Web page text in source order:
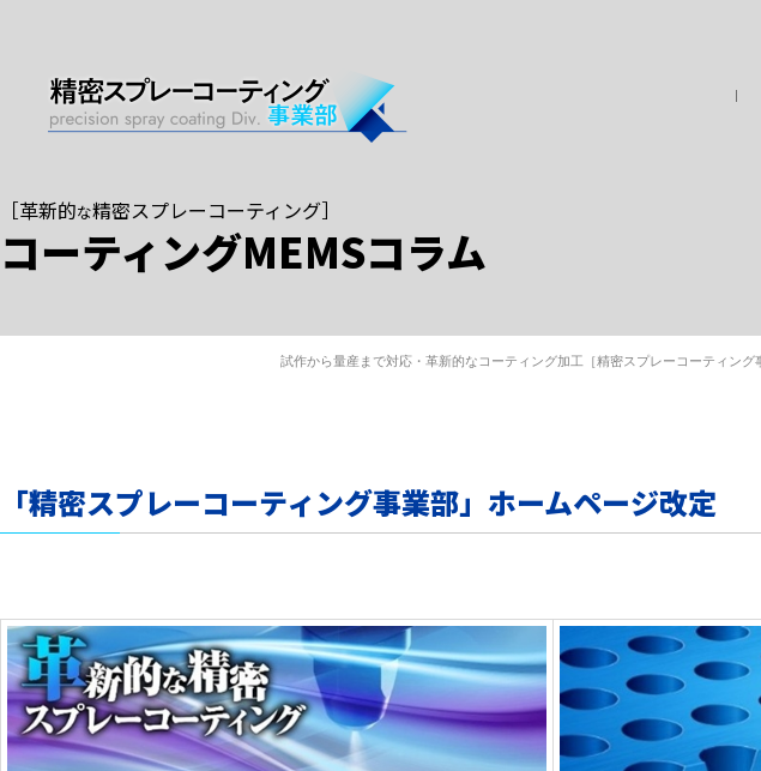
コーティングMEMSコラム
［革新的な精密スプレーコーティング］
試作から量産まで対応・革新的なコーティング加工［精密スプレーコーティング
「精密スプレーコーティング事業部」ホームページ改定